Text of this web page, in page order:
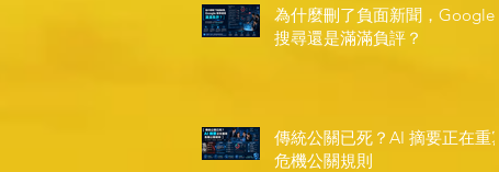
為什麼刪了負面新聞，Google
搜尋還是滿滿負評？
傳統公關已死？AI 摘要正在重寫
危機公關規則